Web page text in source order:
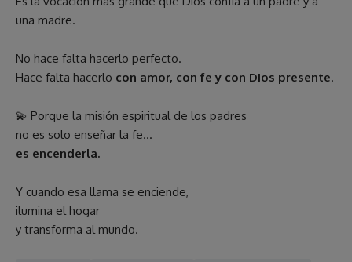
una madre.
No hace falta hacerlo perfecto.
Hace falta hacerlo con amor, con fe y con Dios presente.
💫 Porque la misión espiritual de los padres
no es solo enseñar la fe…
es encenderla.
Y cuando esa llama se enciende,
ilumina el hogar
y transforma al mundo.